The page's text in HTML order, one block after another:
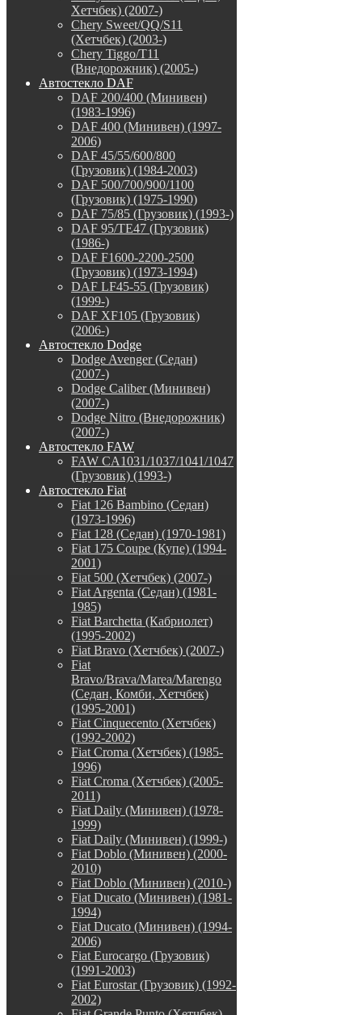
Хетчбек) (2007-)
Chery Sweet/QQ/S11
(Хетчбек) (2003-)
Chery Tiggo/T11
(Внедорожник) (2005-)
Автостекло DAF
DAF 200/400 (Минивен)
(1983-1996)
DAF 400 (Минивен) (1997-
2006)
DAF 45/55/600/800
(Грузовик) (1984-2003)
DAF 500/700/900/1100
(Грузовик) (1975-1990)
DAF 75/85 (Грузовик) (1993-)
DAF 95/TE47 (Грузовик)
(1986-)
DAF F1600-2200-2500
(Грузовик) (1973-1994)
DAF LF45-55 (Грузовик)
(1999-)
DAF XF105 (Грузовик)
(2006-)
Автостекло Dodge
Dodge Avenger (Седан)
(2007-)
Dodge Caliber (Минивен)
(2007-)
Dodge Nitro (Внедорожник)
(2007-)
Автостекло FAW
FAW CA1031/1037/1041/1047
(Грузовик) (1993-)
Автостекло Fiat
Fiat 126 Bambino (Седан)
(1973-1996)
Fiat 128 (Седан) (1970-1981)
Fiat 175 Coupe (Купе) (1994-
2001)
Fiat 500 (Хетчбек) (2007-)
Fiat Argenta (Седан) (1981-
1985)
Fiat Barchetta (Кабриолет)
(1995-2002)
Fiat Bravo (Хетчбек) (2007-)
Fiat
Bravo/Brava/Marea/Marengo
(Седан, Комби, Хетчбек)
(1995-2001)
Fiat Cinquecento (Хетчбек)
(1992-2002)
Fiat Croma (Хетчбек) (1985-
1996)
Fiat Croma (Хетчбек) (2005-
2011)
Fiat Daily (Минивен) (1978-
1999)
Fiat Daily (Минивен) (1999-)
Fiat Doblo (Минивен) (2000-
2010)
Fiat Doblo (Минивен) (2010-)
Fiat Ducato (Минивен) (1981-
1994)
Fiat Ducato (Минивен) (1994-
2006)
Fiat Eurocargo (Грузовик)
(1991-2003)
Fiat Eurostar (Грузовик) (1992-
2002)